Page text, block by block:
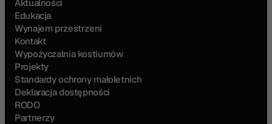
Aktualności
Edukacja
Wynajem przestrzeni
Kontakt
Wypożyczalnia kostiumów
Projekty
Standardy ochrony małoletnich
Deklaracja dostępności
RODO
Partnerzy